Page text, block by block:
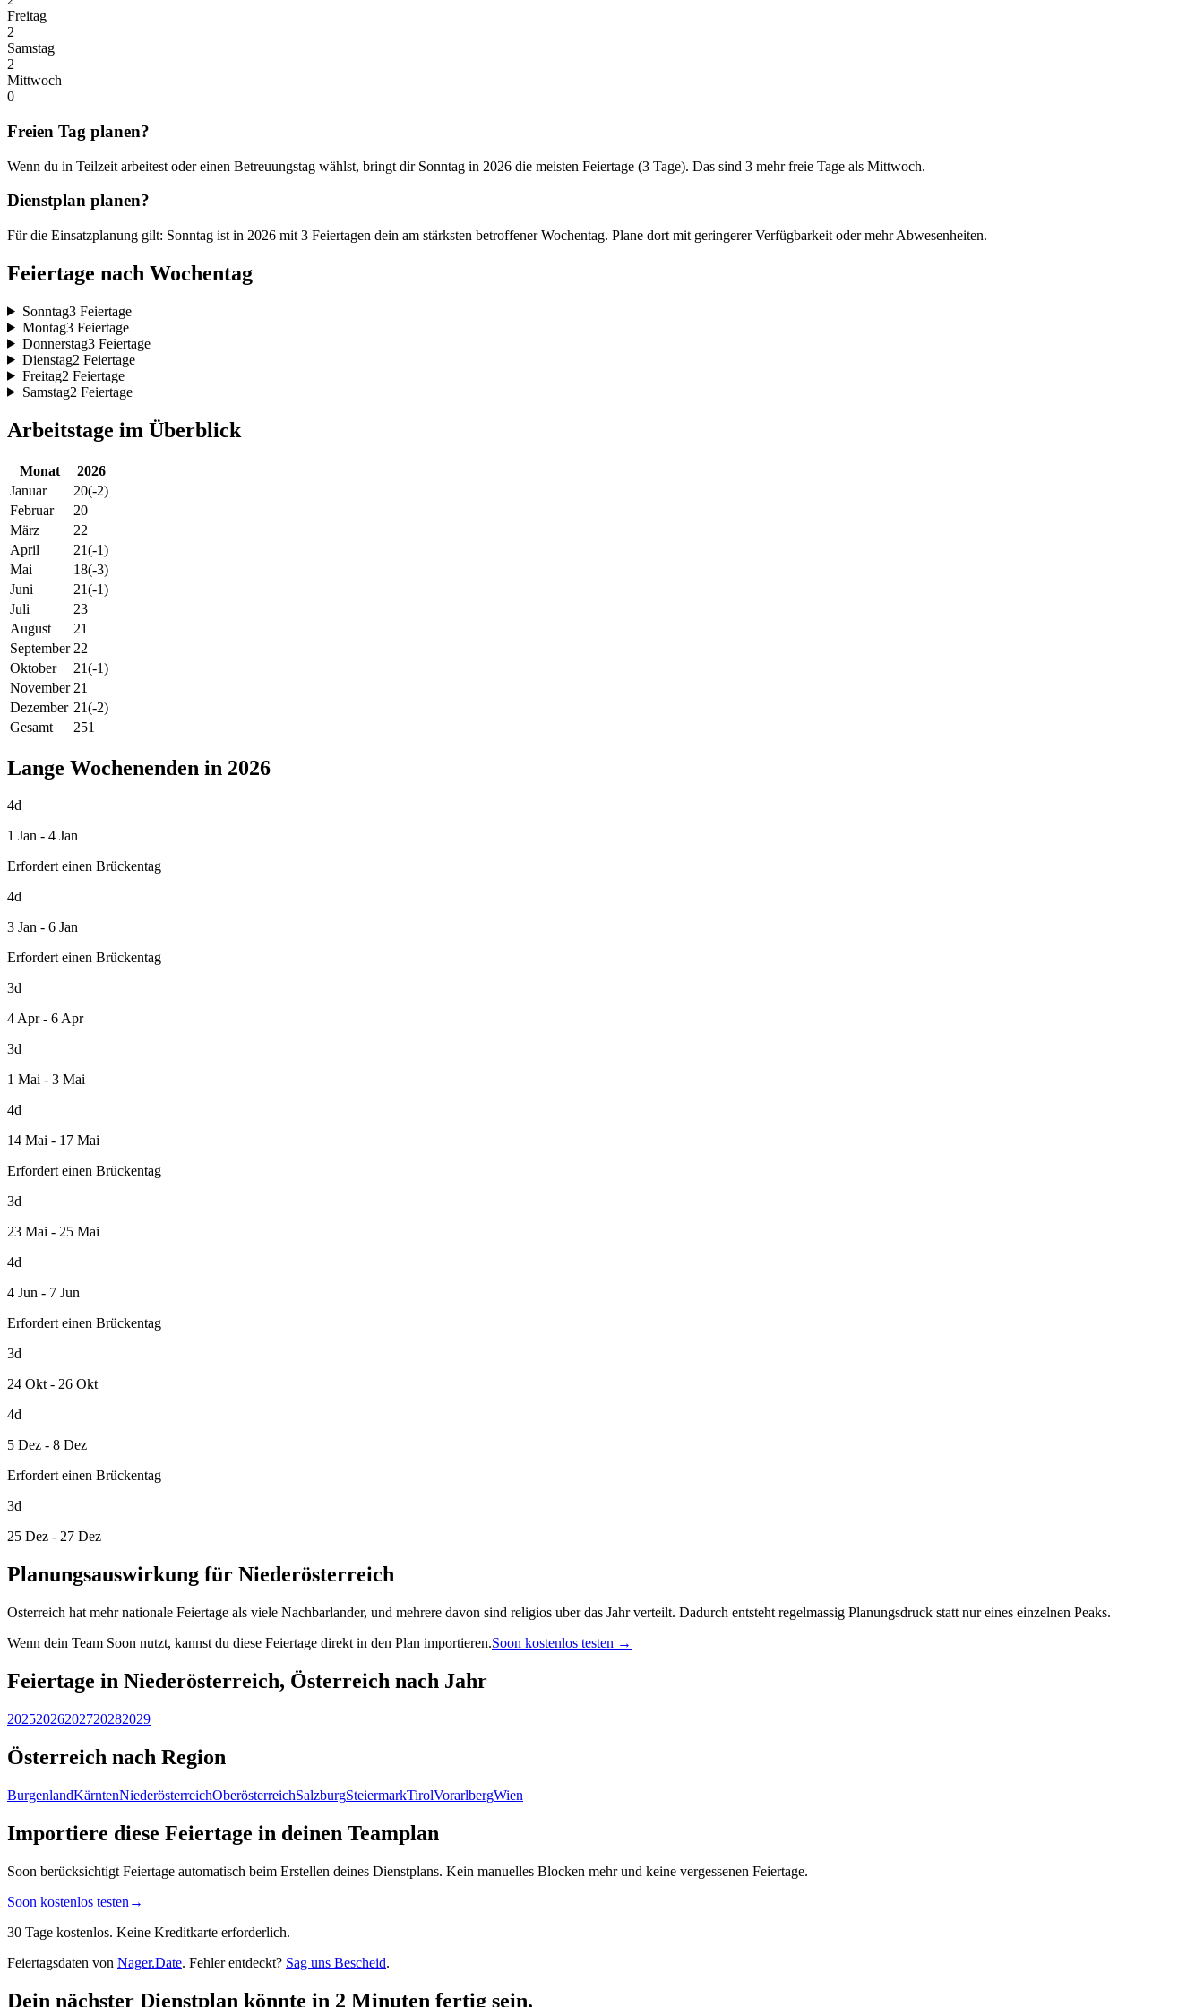
Freitag
2
Samstag
2
Mittwoch
0
Freien Tag planen?
Wenn du in Teilzeit arbeitest oder einen Betreuungstag wählst, bringt dir Sonntag in 2026 die meisten Feiertage (3 Tage). Das sind 3 mehr freie Tage als Mittwoch.
Dienstplan planen?
Für die Einsatzplanung gilt: Sonntag ist in 2026 mit 3 Feiertagen dein am stärksten betroffener Wochentag. Plane dort mit geringerer Verfügbarkeit oder mehr Abwesenheiten.
Feiertage nach Wochentag
Sonntag3 Feiertage
Montag3 Feiertage
Donnerstag3 Feiertage
Dienstag2 Feiertage
Freitag2 Feiertage
Samstag2 Feiertage
Arbeitstage im Überblick
Monat
2026
Januar
20(-2)
Februar
20
März
22
April
21(-1)
Mai
18(-3)
Juni
21(-1)
Juli
23
August
21
September 22
Oktober
21(-1)
November 21
Dezember 21(-2)
Gesamt
251
Lange Wochenenden in 2026
4d
1 Jan - 4 Jan
Erfordert einen Brückentag
4d
3 Jan - 6 Jan
Erfordert einen Brückentag
3d
4 Apr - 6 Apr
3d
1 Mai - 3 Mai
4d
14 Mai - 17 Mai
Erfordert einen Brückentag
3d
23 Mai - 25 Mai
4d
4 Jun - 7 Jun
Erfordert einen Brückentag
3d
24 Okt - 26 Okt
4d
5 Dez - 8 Dez
Erfordert einen Brückentag
3d
25 Dez - 27 Dez
Planungsauswirkung für Niederösterreich
Osterreich hat mehr nationale Feiertage als viele Nachbarlander, und mehrere davon sind religios uber das Jahr verteilt. Dadurch entsteht regelmassig Planungsdruck statt nur eines einzelnen Peaks.
Wenn dein Team Soon nutzt, kannst du diese Feiertage direkt in den Plan importieren.Soon kostenlos testen →
Feiertage in Niederösterreich, Österreich nach Jahr
20252026202720282029
Österreich nach Region
BurgenlandKärntenNiederösterreichOberösterreichSalzburgSteiermarkTirolVorarlbergWien
Importiere diese Feiertage in deinen Teamplan
Soon berücksichtigt Feiertage automatisch beim Erstellen deines Dienstplans. Kein manuelles Blocken mehr und keine vergessenen Feiertage.
Soon kostenlos testen →
30 Tage kostenlos. Keine Kreditkarte erforderlich.
Feiertagsdaten von Nager.Date. Fehler entdeckt? Sag uns Bescheid.
Dein nächster Dienstplan könnte in 2 Minuten fertig sein.